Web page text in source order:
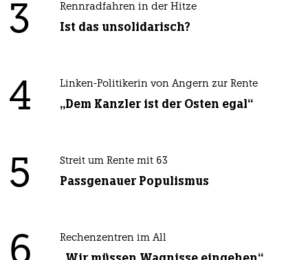
3 Rennradfahren in der Hitze
Ist das unsolidarisch?
4 Linken-Politikerin von Angern zur Rente
„Dem Kanzler ist der Osten egal“
5 Streit um Rente mit 63
Passgenauer Populismus
Rechenzentren im All